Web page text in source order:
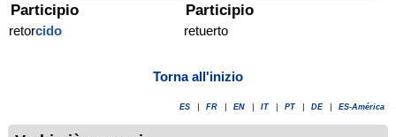
Participio
retorcido
Participio
retuerto
Torna all'inizio
ES FR EN IT PT DE ES-América